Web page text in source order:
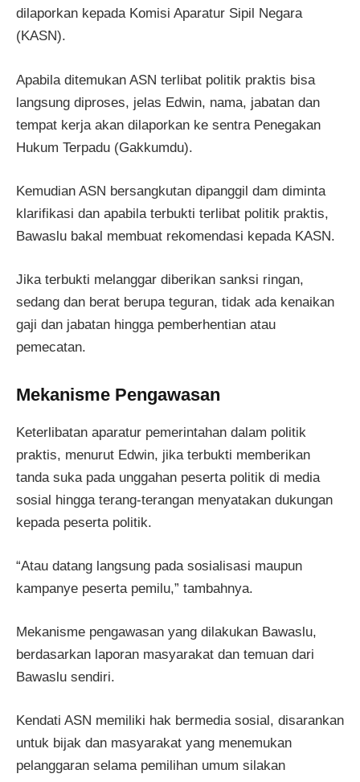
dilaporkan kepada Komisi Aparatur Sipil Negara
(KASN).
Apabila ditemukan ASN terlibat politik praktis bisa
langsung diproses, jelas Edwin, nama, jabatan dan
tempat kerja akan dilaporkan ke sentra Penegakan
Hukum Terpadu (Gakkumdu).
Kemudian ASN bersangkutan dipanggil dam diminta
klarifikasi dan apabila terbukti terlibat politik praktis,
Bawaslu bakal membuat rekomendasi kepada KASN.
Jika terbukti melanggar diberikan sanksi ringan,
sedang dan berat berupa teguran, tidak ada kenaikan
gaji dan jabatan hingga pemberhentian atau
pemecatan.
Mekanisme Pengawasan
Keterlibatan aparatur pemerintahan dalam politik
praktis, menurut Edwin, jika terbukti memberikan
tanda suka pada unggahan peserta politik di media
sosial hingga terang-terangan menyatakan dukungan
kepada peserta politik.
“Atau datang langsung pada sosialisasi maupun
kampanye peserta pemilu,” tambahnya.
Mekanisme pengawasan yang dilakukan Bawaslu,
berdasarkan laporan masyarakat dan temuan dari
Bawaslu sendiri.
Kendati ASN memiliki hak bermedia sosial, disarankan
untuk bijak dan masyarakat yang menemukan
pelanggaran selama pemilihan umum silakan